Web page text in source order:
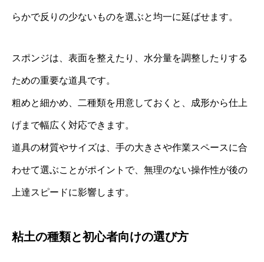
らかで反りの少ないものを選ぶと均一に延ばせます。
スポンジは、表面を整えたり、水分量を調整したりする
ための重要な道具です。
粗めと細かめ、二種類を用意しておくと、成形から仕上
げまで幅広く対応できます。
道具の材質やサイズは、手の大きさや作業スペースに合
わせて選ぶことがポイントで、無理のない操作性が後の
上達スピードに影響します。
粘土の種類と初心者向けの選び方